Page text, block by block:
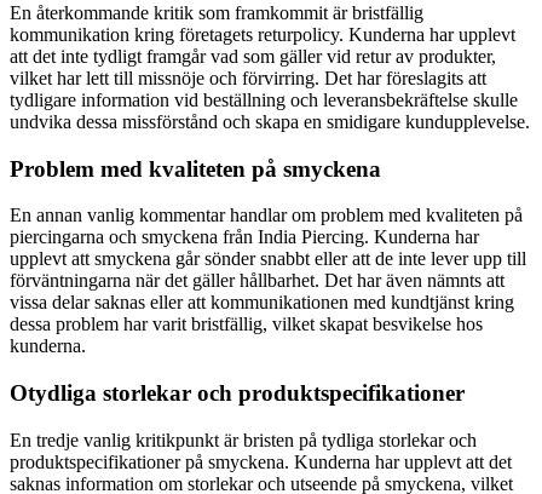
En återkommande kritik som framkommit är bristfällig
kommunikation kring företagets returpolicy. Kunderna har upplevt
att det inte tydligt framgår vad som gäller vid retur av produkter,
vilket har lett till missnöje och förvirring. Det har föreslagits att
tydligare information vid beställning och leveransbekräftelse skulle
undvika dessa missförstånd och skapa en smidigare kundupplevelse.
Problem med kvaliteten på smyckena
En annan vanlig kommentar handlar om problem med kvaliteten på
piercingarna och smyckena från India Piercing. Kunderna har
upplevt att smyckena går sönder snabbt eller att de inte lever upp till
förväntningarna när det gäller hållbarhet. Det har även nämnts att
vissa delar saknas eller att kommunikationen med kundtjänst kring
dessa problem har varit bristfällig, vilket skapat besvikelse hos
kunderna.
Otydliga storlekar och produktspecifikationer
En tredje vanlig kritikpunkt är bristen på tydliga storlekar och
produktspecifikationer på smyckena. Kunderna har upplevt att det
saknas information om storlekar och utseende på smyckena, vilket